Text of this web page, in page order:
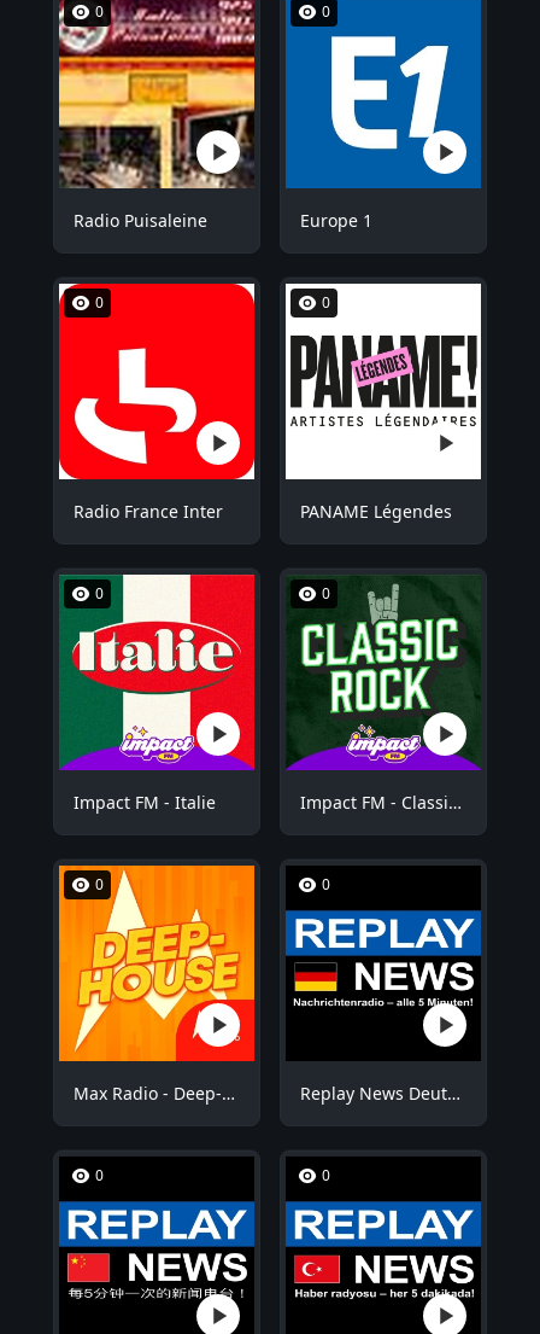
0
Radio Puisaleine
0
Europe 1
0
Radio France Inter
0
PANAME Légendes
0
Impact FM - Italie
0
Impact FM - Classic Rock
0
Max Radio - Deep-House
0
Replay News Deutsch
0 0